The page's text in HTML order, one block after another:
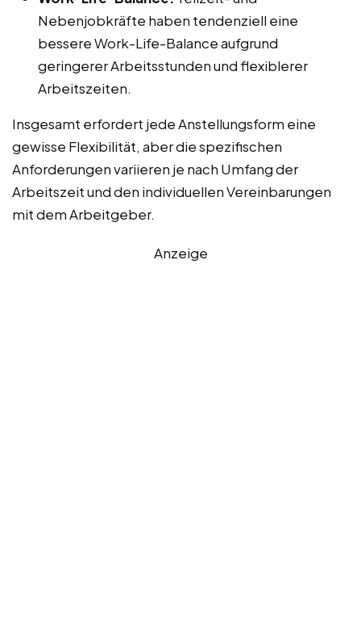
Nebenjobkräfte haben tendenziell eine
bessere Work-Life-Balance aufgrund
geringerer Arbeitsstunden und flexiblerer
Arbeitszeiten.
Insgesamt erfordert jede Anstellungsform eine
gewisse Flexibilität, aber die spezifischen
Anforderungen variieren je nach Umfang der
Arbeitszeit und den individuellen Vereinbarungen
mit dem Arbeitgeber.
Anzeige